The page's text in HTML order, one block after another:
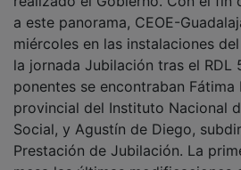
a este panorama, CEOE-
miércoles en las instalaciones del
la jornada Jubilación tras el RDL
ponentes se encontraban Fátima
provincial del Instituto Nacional
Social, y Agustín de Diego,
Prestación de Jubilación. La
mesa las últimas modificaciones